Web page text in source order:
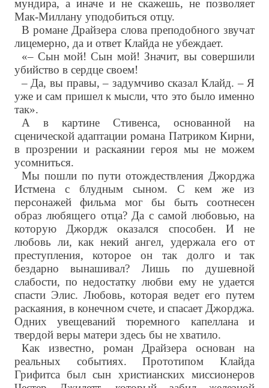
мундира, а иначе и не скажешь, не позволяет
Мак-Миллану уподобиться отцу.
В романе Драйзера слова преподобного звучат
лицемерно, да и ответ Клайда не убеждает.
«– Сын мой! Сын мой! Значит, вы совершили
убийство в сердце своем!
– Да, вы правы, – задумчиво сказал Клайд. – Я
уже и сам пришел к мысли, что это было именно
так».
А в картине Стивенса, основанной на
сценической адаптации романа Патриком Кирни,
в прозрении и раскаянии героя мы не можем
усомниться.
Мы пошли по пути отождествления Джорджа
Истмена с блудным сыном. С кем же из
персонажей фильма мог бы быть соотнесен
образ любящего отца? Да с самой любовью, на
которую Джордж оказался способен. И не
любовь ли, как некий ангел, удержала его от
преступления, которое он так долго и так
бездарно вынашивал? Лишь по душевной
слабости, по недостатку любви ему не удается
спасти Элис. Любовь, которая ведет его путем
раскаяния, в конечном счете, и спасает Джорджа.
Одних увещеваний тюремного капеллана и
твердой веры матери здесь бы не хватило.
Как известно, роман Драйзера основан на
реальных событиях. Прототипом Клайда
Грифитса был сын христианских миссионеров